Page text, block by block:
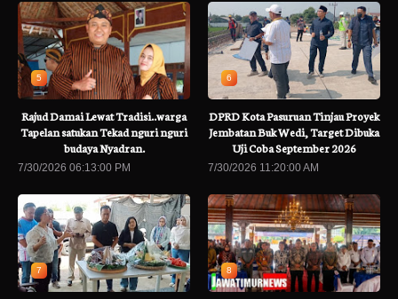
5
Rajud Damai Lewat Tradisi..warga
Tapelan satukan Tekad nguri nguri
budaya Nyadran.
7/30/2026 06:13:00 PM
6
DPRD Kota Pasuruan Tinjau Proyek
Jembatan Buk Wedi, Target Dibuka
Uji Coba September 2026
7/30/2026 11:20:00 AM
7 8